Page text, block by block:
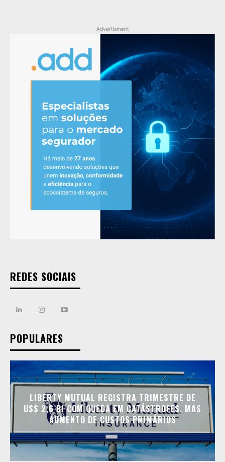
Advertisment
REDES SOCIAIS
POPULARES
LIBERTY MUTUAL REGISTRA TRIMESTRE DE
US$ 2,6 BI COM QUEDA EM CATÁSTROFES, MAS
AUMENTO DE CUSTOS PRIMÁRIOS